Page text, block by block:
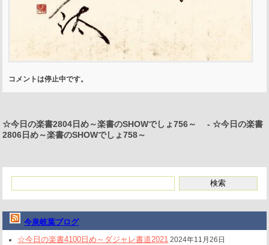
コメントは停止中です。
☆今日の楽書2804日め～楽書のSHOWでしょ756～ -☆今日の楽書
2806日め～楽書のSHOWでしょ758～
今泉岐葉ブログ
☆今日の楽書4100日め～ダジャレ書道2021 2024年11月26日